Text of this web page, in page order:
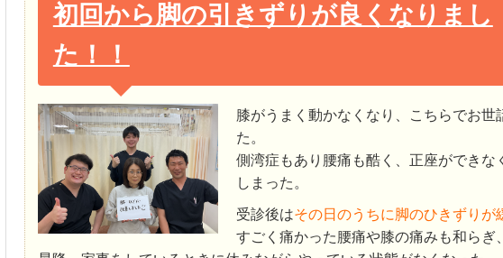
初回から脚の引きずりが良くなりまし
た！！
膝がうまく動かなくなり、こちらでお世
た。
側湾症もあり腰痛も酷く、正座ができな
しまった。
受診後はその日のうちに脚のひきずりが
すごく痛かった腰痛や膝の痛みも和らぎ